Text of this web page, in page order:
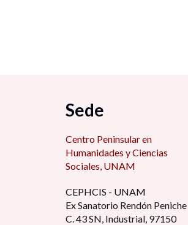
Sede
Centro Peninsular en
Humanidades y Ciencias
Sociales, UNAM
CEPHCIS - UNAM
Ex Sanatorio Rendón Peniche
C. 43 SN, Industrial, 97150